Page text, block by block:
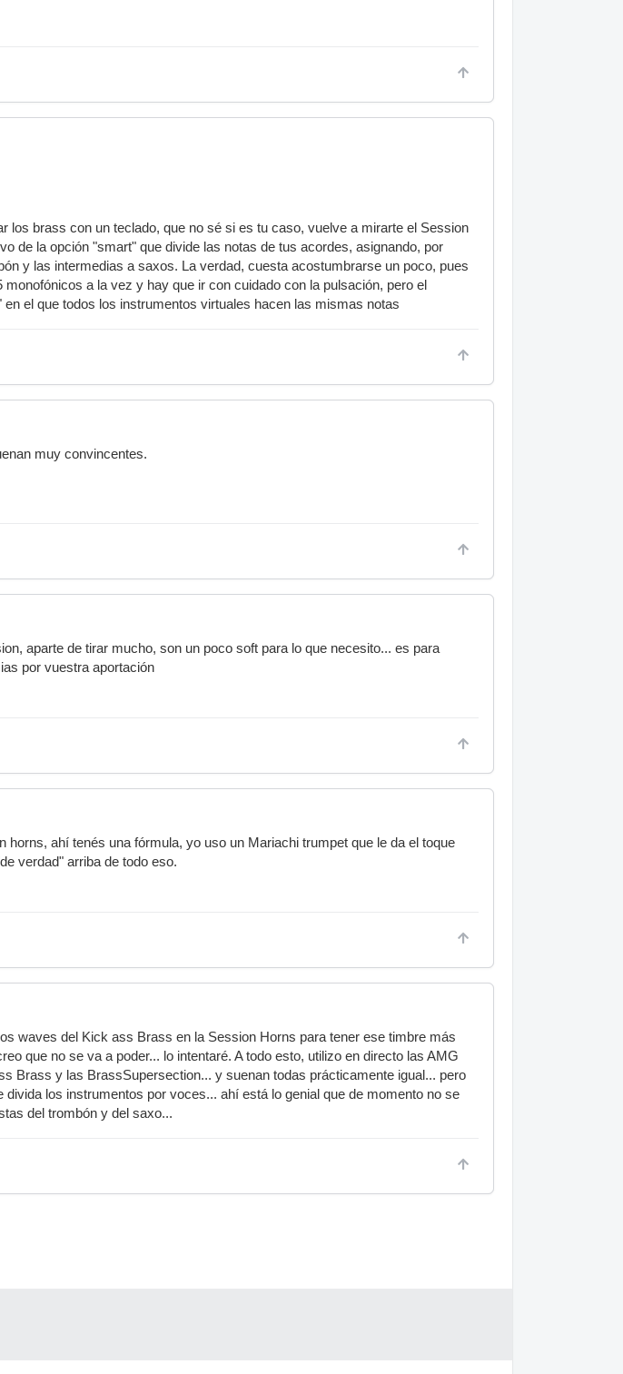
los brass con un teclado, que no sé si es tu caso, vuelve a mirarte el Session
de la opción "smart" que divide las notas de tus acordes, asignando, por
y las intermedias a saxos. La verdad, cuesta acostumbrarse un poco, pues
a la vez y hay que ir con cuidado con la pulsación, pero el
el que todos los instrumentos virtuales hacen las mismas notas
muy convincentes.
aparte de tirar mucho, son un poco soft para lo que necesito... es para
por vuestra aportación
ahí tenés una fórmula, yo uso un Mariachi trumpet que le da el toque
verdad" arriba de todo eso.
waves del Kick ass Brass en la Session Horns para tener ese timbre más
que no se va a poder... lo intentaré. A todo esto, utilizo en directo las AMG
Brass y las BrassSupersection... y suenan todas prácticamente igual... pero
los instrumentos por voces... ahí está lo genial que de momento no se
del trombón y del saxo...